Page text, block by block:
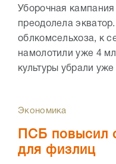
Уборочная
преодолела
облкомсельхоза, к
намолотили уже 4
культуры убрали уже
Экономика
ПСБ повысил
для физлиц